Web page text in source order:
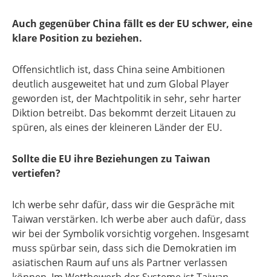
Auch gegenüber China fällt es der EU schwer, eine
klare Position zu beziehen.
Offensichtlich ist, dass China seine Ambitionen
deutlich ausgeweitet hat und zum Global Player
geworden ist, der Machtpolitik in sehr, sehr harter
Diktion betreibt. Das bekommt derzeit Litauen zu
spüren, als eines der kleineren Länder der EU.
Sollte die EU ihre Beziehungen zu Taiwan
vertiefen?
Ich werbe sehr dafür, dass wir die Gespräche mit
Taiwan verstärken. Ich werbe aber auch dafür, dass
wir bei der Symbolik vorsichtig vorgehen. Insgesamt
muss spürbar sein, dass sich die Demokratien im
asiatischen Raum auf uns als Partner verlassen